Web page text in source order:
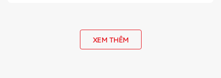
XEM THÊM